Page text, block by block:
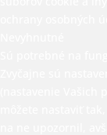
Zvyčajne sú
na ne upozornil,